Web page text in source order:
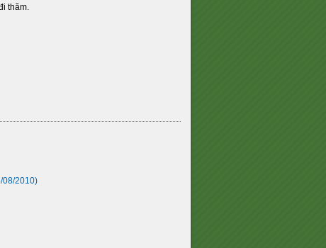
thăm.
08/2010)